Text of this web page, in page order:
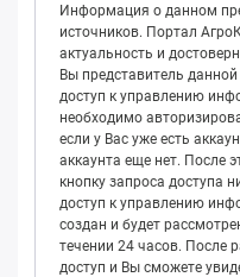
Информация о данном
источников. Портал
актуальность и
Вы представитель
доступ к управлению
необходимо
если у Вас уже есть
аккаунта еще нет. После
кнопку запроса доступа
доступ к управлению
создан и будет
течении 24 часов. После
доступ и Вы сможете